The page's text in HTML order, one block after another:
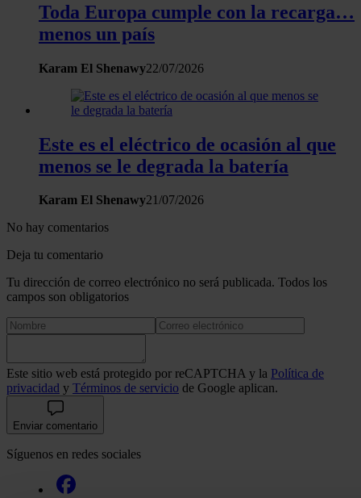
Toda Europa cumple con la recarga…
menos un país
Karam El Shenawy22/07/2026
Este es el eléctrico de ocasión al que
menos se le degrada la batería
Karam El Shenawy21/07/2026
No hay comentarios
Deja tu comentario
Tu dirección de correo electrónico no será publicada. Todos los
campos son obligatorios
Este sitio web está protegido por reCAPTCHA y la Política de
privacidad y Términos de servicio de Google aplican.
Enviar comentario
Síguenos en redes sociales